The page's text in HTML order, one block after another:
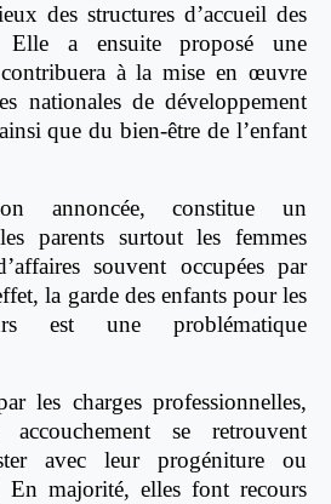
des structures d’accueil des
a ensuite proposé une
à la mise en œuvre
nationales de développement
que du bien-être de l’enfant
annoncée, constitue un
parents surtout les femmes
souvent occupées par
la garde des enfants pour les
est une problématique
les charges professionnelles,
se retrouvent
avec leur progéniture ou
En majorité, elles font recours